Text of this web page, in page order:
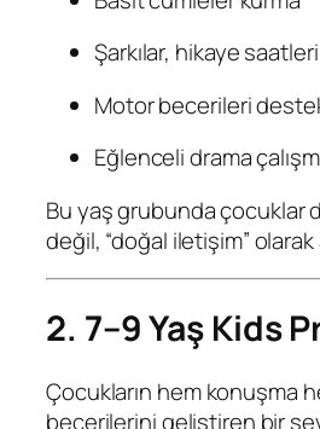
Şarkılar, hikaye saatleri
Motor becerileri
Eğlenceli drama
Bu yaş grubunda çocuklar
değil, “doğal iletişim” olarak
2. 7–9 Yaş Kids
Çocukların hem konuşma
becerilerini geliştiren bir